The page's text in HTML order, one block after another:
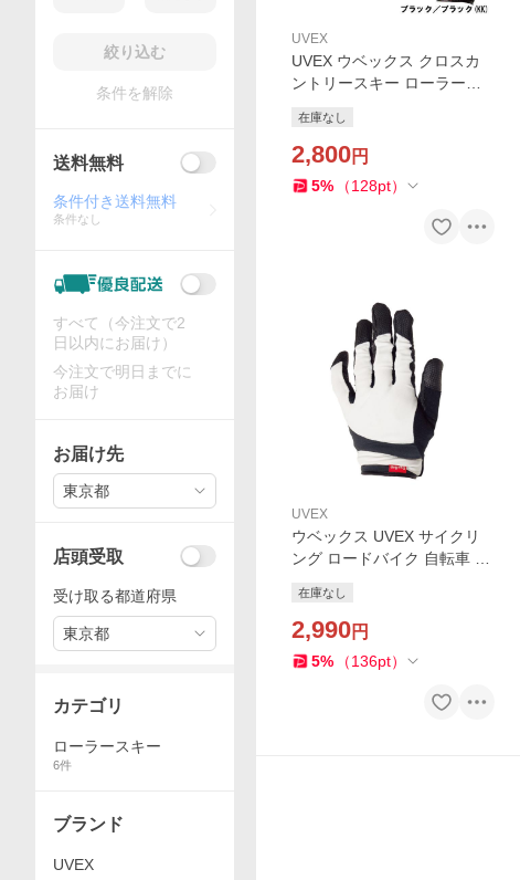
UVEX
UVEX ウベックス クロスカ
ントリースキー ローラース
グローブ エルゴグリップ シ
ョートフィンガーグローブ U
171 クリックポスト対応可
在庫なし
2,800円
5% （128pt）
UVEX
ウベックス UVEX サイクリ
ング ロードバイク 自転車 ロ
プ ロングフィンガーグロー
ブ U193
在庫なし
2,990円
5% （136pt）
絞り込む
条件を解除
送料無料
条件付き送料無料
条件なし
すべて（今注文で2
日以内にお届け）
今注文で明日までに
お届け
お届け先
東京都
店頭受取
受け取る都道府県
東京都
カテゴリ
ローラースキー
6件
ブランド
UVEX